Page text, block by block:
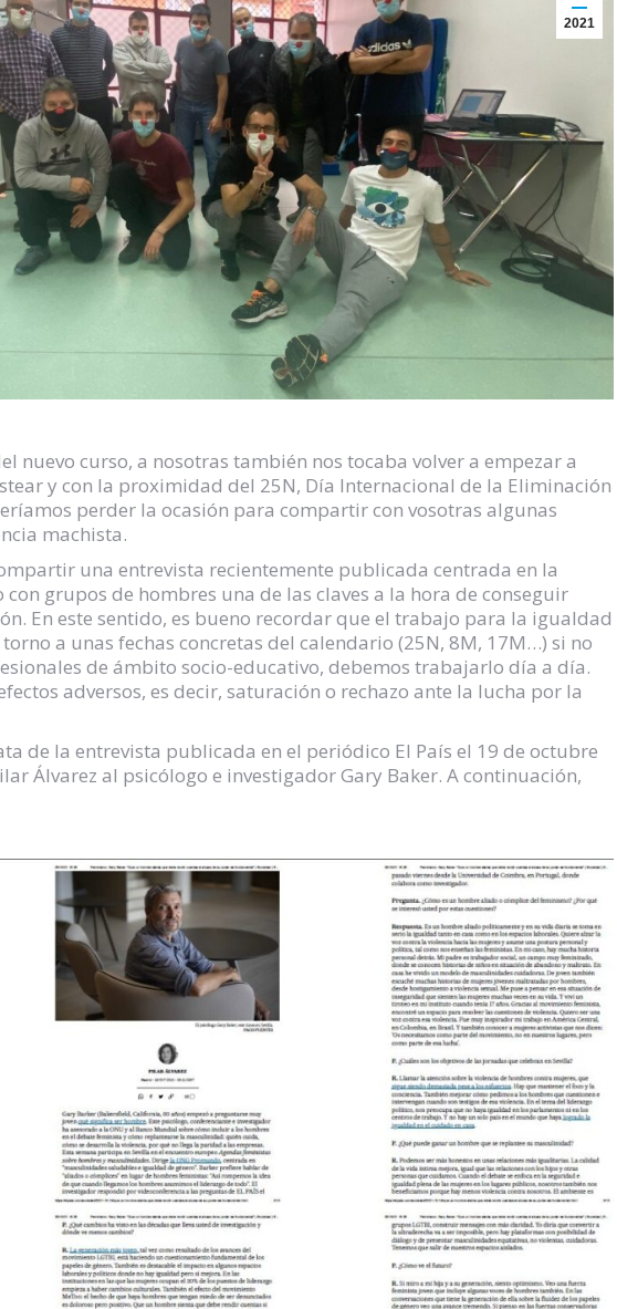
2021
nuevo curso, a nosotras también nos tocaba volver a empezar a
y con la proximidad del 25N, Día Internacional de la Eliminación
perder la ocasión para compartir con vosotras algunas
machista.
una entrevista recientemente publicada centrada en la
grupos de hombres una de las claves a la hora de conseguir
En este sentido, es bueno recordar que el trabajo para la igualdad
a unas fechas concretas del calendario (25N, 8M, 17M…) si no
de ámbito socio-educativo, debemos trabajarlo día a día.
adversos, es decir, saturación o rechazo ante la lucha por la
de la entrevista publicada en el periódico El País el 19 de octubre
Álvarez al psicólogo e investigador Gary Baker. A continuación,